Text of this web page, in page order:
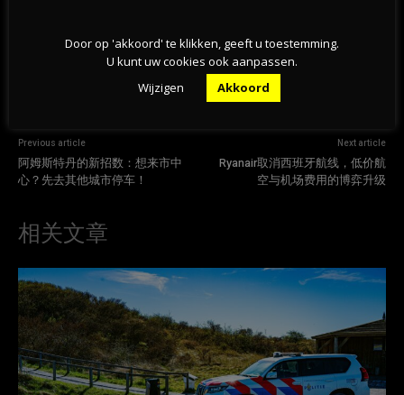
Previous article
阿姆斯特丹的新招数：想来市中
心？先去其他城市停车！
Next article
Ryanair取消西班牙航线，低价航
空与机场费用的博弈升级
相关文章
Door op 'akkoord' te klikken, geeft u toestemming.
U kunt uw cookies ook aanpassen.
Wijzigen
Akkoord